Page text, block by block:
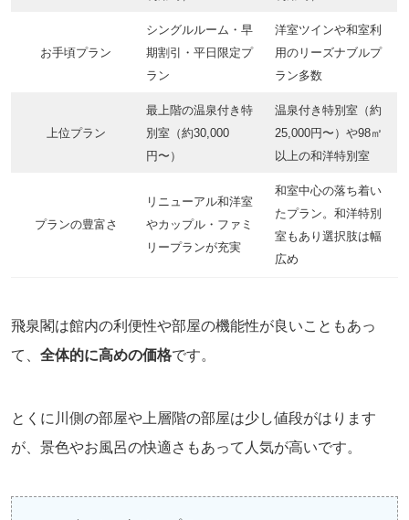
お手頃プラン
シングルルーム・早
期割引・平日限定プ
ラン
洋室ツインや和室利
用のリーズナブルプ
ラン多数
上位プラン
最上階の温泉付き特
別室（約30,000
円〜）
温泉付き特別室（約
25,000円〜）や98㎡
以上の和洋特別室
プランの豊富さ
リニューアル和洋室
やカップル・ファミ
リープランが充実
和室中心の落ち着い
たプラン。和洋特別
室もあり選択肢は幅
広め
飛泉閣は館内の利便性や部屋の機能性が良いこともあっ
て、 全体的に高めの価格です。
とくに川側の部屋や上層階の部屋は少し値段がはります
が、景色やお風呂の快適さもあって人気が高いです。